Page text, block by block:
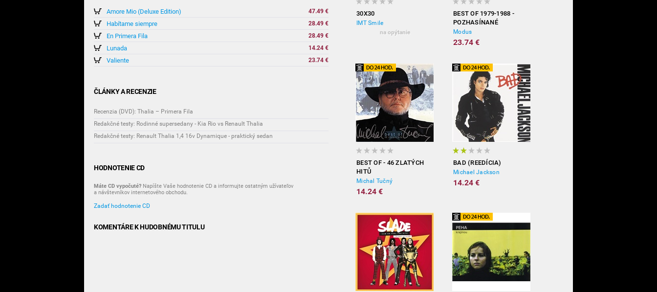
Amore Mio (Deluxe Edition) 47.49 €
Habítame siempre 28.49 €
En Primera Fila 28.49 €
Lunada 14.24 €
Valiente 23.74 €
ČLÁNKY A RECENZIE
Recenzia (DVD): Thalia – Primera Fila
Redakčné testy: Rodinné supersedany - Kia Rio vs Renault Thalia
Redakčné testy: Renault Thalia 1,4 16v Dynamique - praktický sedan
HODNOTENIE CD
Máte CD vypočuté? Napíšte Vaše hodnotenie CD a informujte ostatným užívateľov
a návštevníkov internetového obchodu.
Zadať hodnotenie CD
KOMENTÁRE K HUDOBNÉMU TITULU
30X30
IMT Smile
na opýtanie
BEST OF 1979-1988 -
POZHASÍNANÉ
Modus
23.74 €
BEST OF - 46 ZLATÝCH
HITŮ
Michal Tučný
14.24 €
BAD (REEDÍCIA)
Michael Jackson
14.24 €